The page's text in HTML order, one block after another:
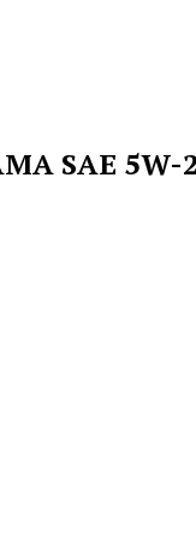
SAE 5W-